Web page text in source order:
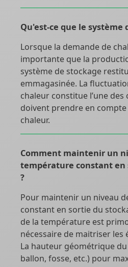
Qu'est-ce que le système
Lorsque la demande de
importante que la
système de stockage
emmagasinée. La
chaleur constitue l’une
doivent prendre en compte
chaleur.
Comment maintenir un
température constant en
?
Pour maintenir un niveau
constant en sortie du
de la température est
nécessaire de maitriser les
La hauteur géométrique
ballon, fosse, etc.) pour